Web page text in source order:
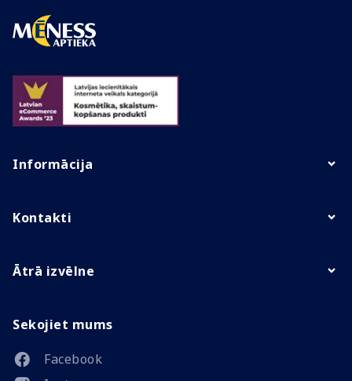
Informācija
Kontakti
Ātrā izvēlne
Sekojiet mums
Facebook